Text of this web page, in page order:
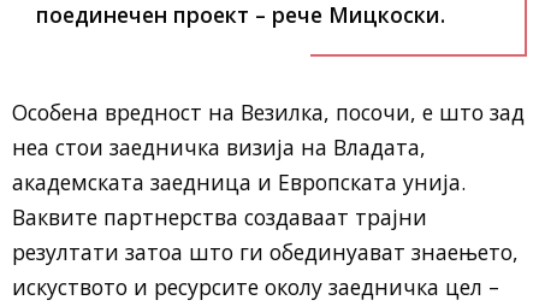
поединечен проект – рече Мицкоски.
Особена вредност на Везилка, посочи, е што зад
неа стои заедничка визија на Владата,
академската заедница и Европската унија.
Ваквите партнерства создаваат трајни
резултати затоа што ги обединуават знаењето,
искуството и ресурсите околу заедничка цел –